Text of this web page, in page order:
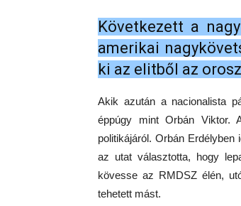
Következett a
amerikai
ki az elitből az
Akik azután a nacionalista
éppúgy mint Orbán Viktor.
politikájáról. Orbán
az utat választotta, hogy
kövesse az RMDSZ élén,
tehetett mást.